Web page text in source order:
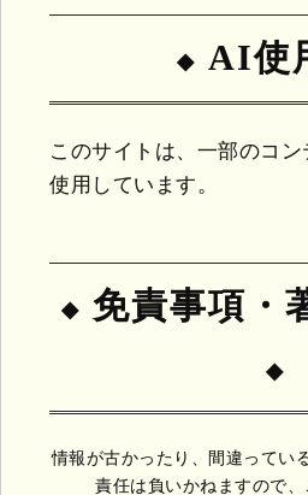
AI使
このサイトは、一部のコ
使用しています。
免責事項・
情報が古かったり、間違ってい
責任は負いかねますので、